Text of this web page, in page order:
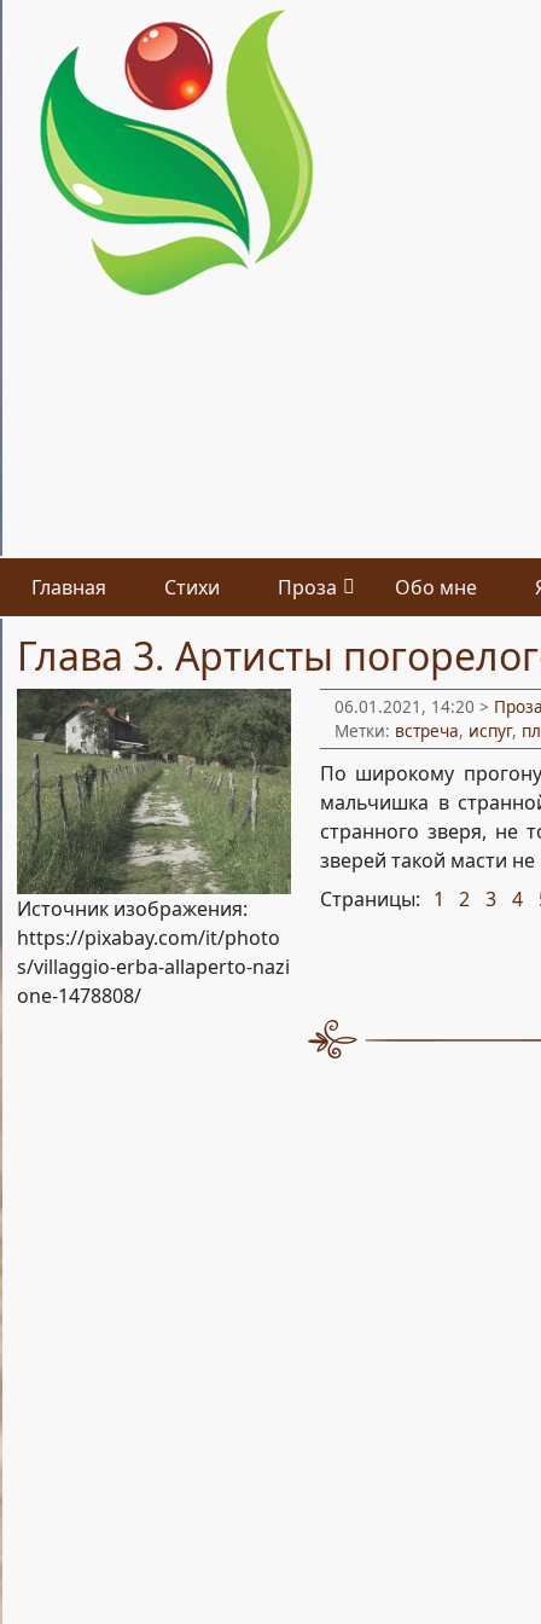
Главная Стихи Проза Обо мне
Глава 3. Артисты
Источник изображения:
https://pixabay.com/it/photo
s/villaggio-erba-allaperto-nazi
one-1478808/
06.01.2021, 14:20 >
Метки: встреча, испуг,
По широкому
мальчишка в
странного зверя, не
зверей такой масти
Страницы: 1 2 3 4